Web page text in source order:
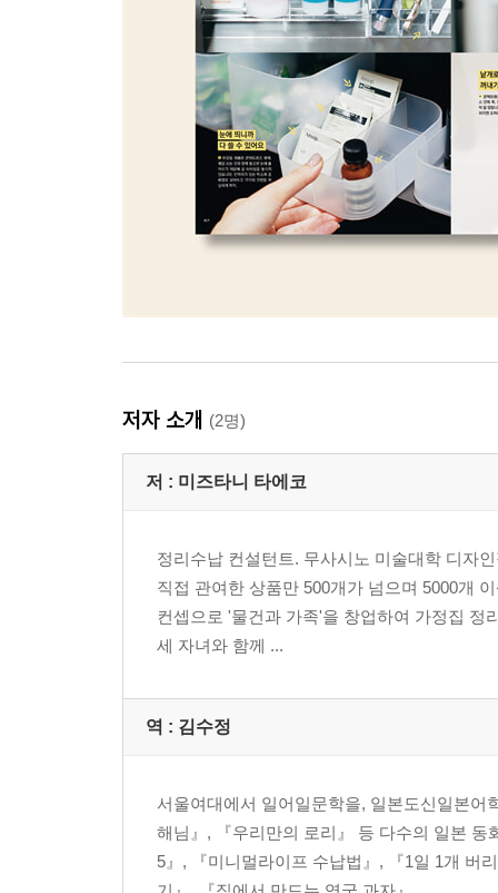
저자 소개 (2명)
저 : 미즈타니 타에코
정리수납 컨설턴트. 무사시노 미술대학 디자
직접 관여한 상품만 500개가 넘으며 5000개
컨셉으로 '물건과 가족'을 창업하여 가정집 정
세 자녀와 함께 ...
역 : 김수정
서울여대에서 일어일문학을, 일본도신일본
해님』, 『우리만의 로리』 등 다수의 일본
5』, 『미니멀라이프 수납법』, 『1일 1개 버